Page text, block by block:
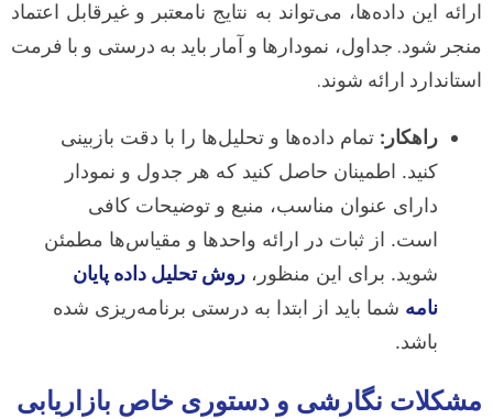
ارائه این داده‌ها، می‌تواند به نتایج نامعتبر و غیرقابل اعتماد
منجر شود. جداول، نمودارها و آمار باید به درستی و با فرمت
استاندارد ارائه شوند.
راهکار: تمام داده‌ها و تحلیل‌ها را با دقت بازبینی
کنید. اطمینان حاصل کنید که هر جدول و نمودار
دارای عنوان مناسب، منبع و توضیحات کافی
است. از ثبات در ارائه واحدها و مقیاس‌ها مطمئن
شوید. برای این منظور، روش تحلیل داده پایان
نامه شما باید از ابتدا به درستی برنامه‌ریزی شده
باشد.
مشکلات نگارشی و دستوری خاص بازاریابی